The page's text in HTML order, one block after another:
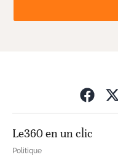
Le360 en un clic
Politique